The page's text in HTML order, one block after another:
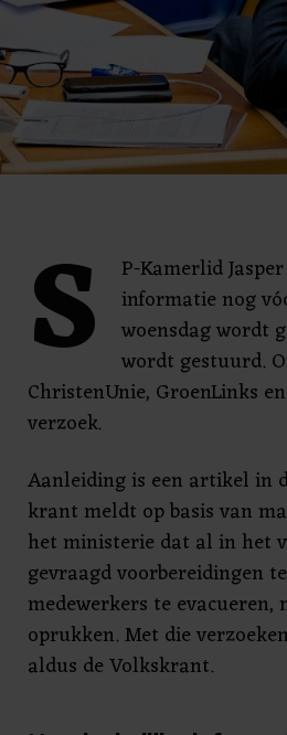
S
P-Kamerlid
informatie nog
woensdag wordt
wordt gestuurd.
ChristenUnie, GroenLinks
verzoek.
Aanleiding is een artikel in
krant meldt op basis van
het ministerie dat al in het
gevraagd voorbereidingen
medewerkers te
oprukken. Met die
aldus de Volkskrant.